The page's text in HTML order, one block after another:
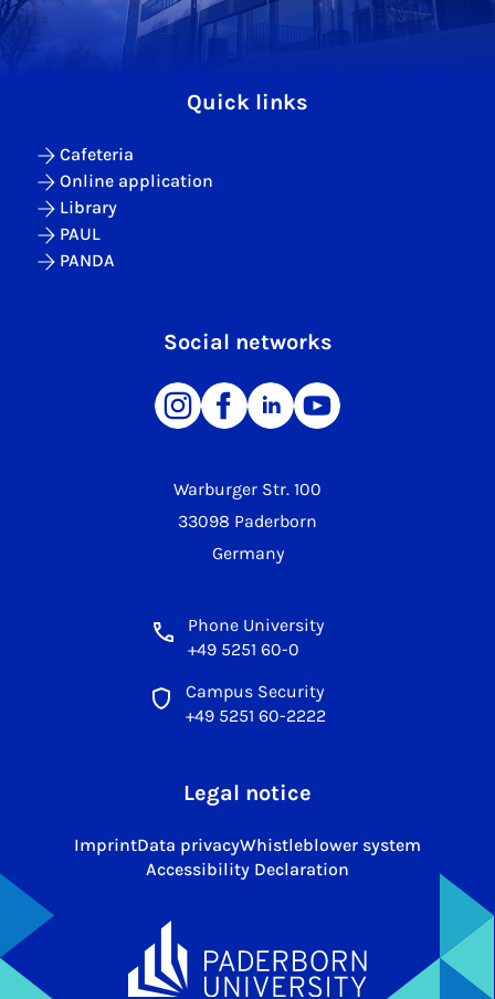
Warburger Str. 100
33098 Paderborn
Germany
Phone University
+49 5251 60-0
Campus Security
+49 5251 60-2222
Quick links
Cafeteria
Online application
Library
PAUL
PANDA
Social networks
Legal notice
ImprintData privacyWhistleblower system
Accessibility Declaration